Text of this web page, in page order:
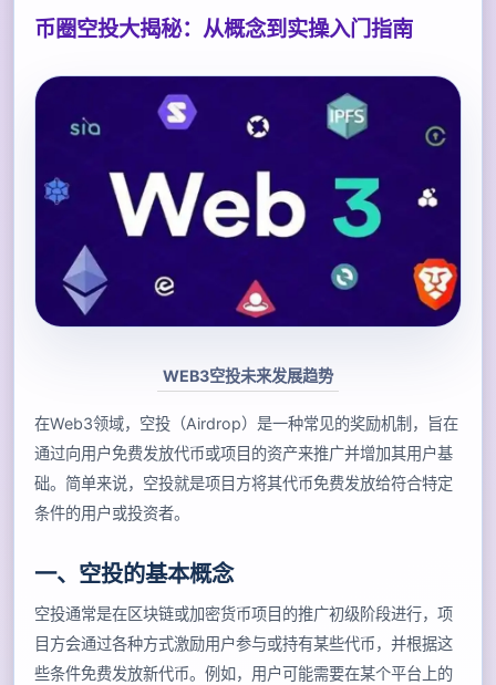
币圈空投大揭秘：从概念到实操入门指南
WEB3空投未来发展趋势
在Web3领域，空投（Airdrop）是一种常见的奖励机制，旨在
通过向用户免费发放代币或项目的资产来推广并增加其用户基
础。简单来说，空投就是项目方将其代币免费发放给符合特定
条件的用户或投资者。
一、空投的基本概念
空投通常是在区块链或加密货币项目的推广初级阶段进行，项
目方会通过各种方式激励用户参与或持有某些代币，并根据这
些条件免费发放新代币。例如，用户可能需要在某个平台上的